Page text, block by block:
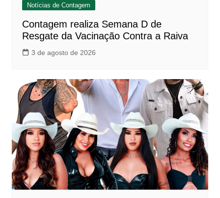
Notícias de Contagem
Contagem realiza Semana D de
Resgate da Vacinação Contra a Raiva
3 de agosto de 2026